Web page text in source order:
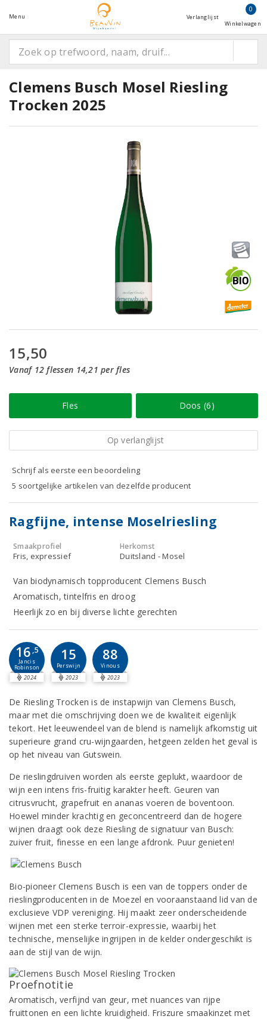
Menu Verlanglijst
0
Winkelwagen
Clemens Busch Mosel Riesling
Trocken 2025
15,50
Vanaf 12 flessen 14,21 per fles
Fles Doos (6)
Op verlanglijst
Schrijf als eerste een beoordeling
5 soortgelijke artikelen van dezelfde producent
Ragfijne, intense Moselriesling
Smaakprofiel
Fris, expressief
Herkomst
Duitsland - Mosel
Van biodynamisch topproducent Clemens Busch
Aromatisch, tintelfris en droog
Heerlijk zo en bij diverse lichte gerechten
16 ,5
Jancis
Robinson
2024
15
Perswijn
2023
88
Vinous
2023
De Riesling Trocken is de instapwijn van Clemens Busch,
maar met die omschrijving doen we de kwaliteit eigenlijk
tekort. Het leeuwendeel van de blend is namelijk afkomstig uit
superieure grand cru-wijngaarden, hetgeen zelden het geval is
op het niveau van Gutswein.
De rieslingdruiven worden als eerste geplukt, waardoor de
wijn een intens fris-fruitig karakter heeft. Geuren van
citrusvrucht, grapefruit en ananas voeren de boventoon.
Hoewel minder krachtig en geconcentreerd dan de hogere
wijnen draagt ook deze Riesling de signatuur van Busch:
zuiver fruit, finesse en een lange afdronk. Puur genieten!
Bio-pioneer Clemens Busch is een van de toppers onder de
rieslingproducenten in de Moezel en vooraanstaand lid van de
exclusieve VDP vereniging. Hij maakt zeer onderscheidende
wijnen met een sterke terroir-expressie, waarbij het
technische, menselijke ingrijpen in de kelder ondergeschikt is
aan de stijl van de wijn.
Proefnotitie
Aromatisch, verfijnd van geur, met nuances van rijpe
fruittonen en een lichte kruidigheid. Friszure smaakinzet met